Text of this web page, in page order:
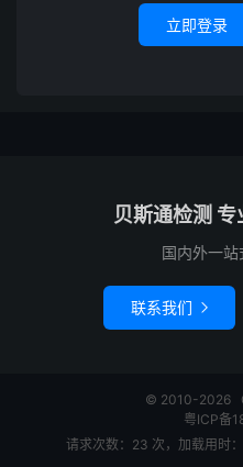
立即登录
贝斯通检测
国内外一站
联系我们 
© 2010-2026
粤ICP备
请求次数：23 次，加载用时